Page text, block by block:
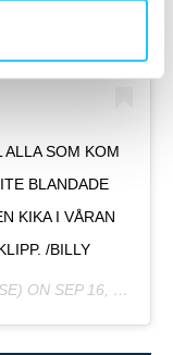
SOM KOM
BLANDADE
KIKA I VÅRAN
/BILLY
ON SEP 16, 2019 AT 2:01AM PDT